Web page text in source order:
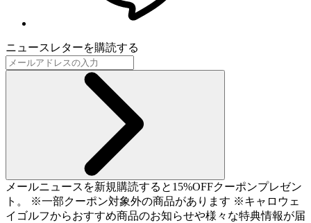
ニュースレターを購読する
メールニュースを新規購読すると15%OFFクーポンプレゼン
ト。 ※一部クーポン対象外の商品があります ※キャロウェ
イゴルフからおすすめ商品のお知らせや様々な特典情報が届